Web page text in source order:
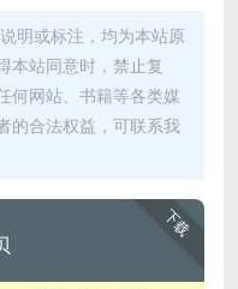
明或标注，均为本站原
本站同意时，禁止复
何网站、书籍等各类媒
的合法权益，可联系我
下载